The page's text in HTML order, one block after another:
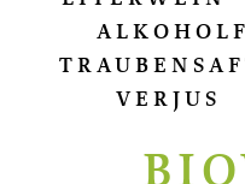
VERJUS